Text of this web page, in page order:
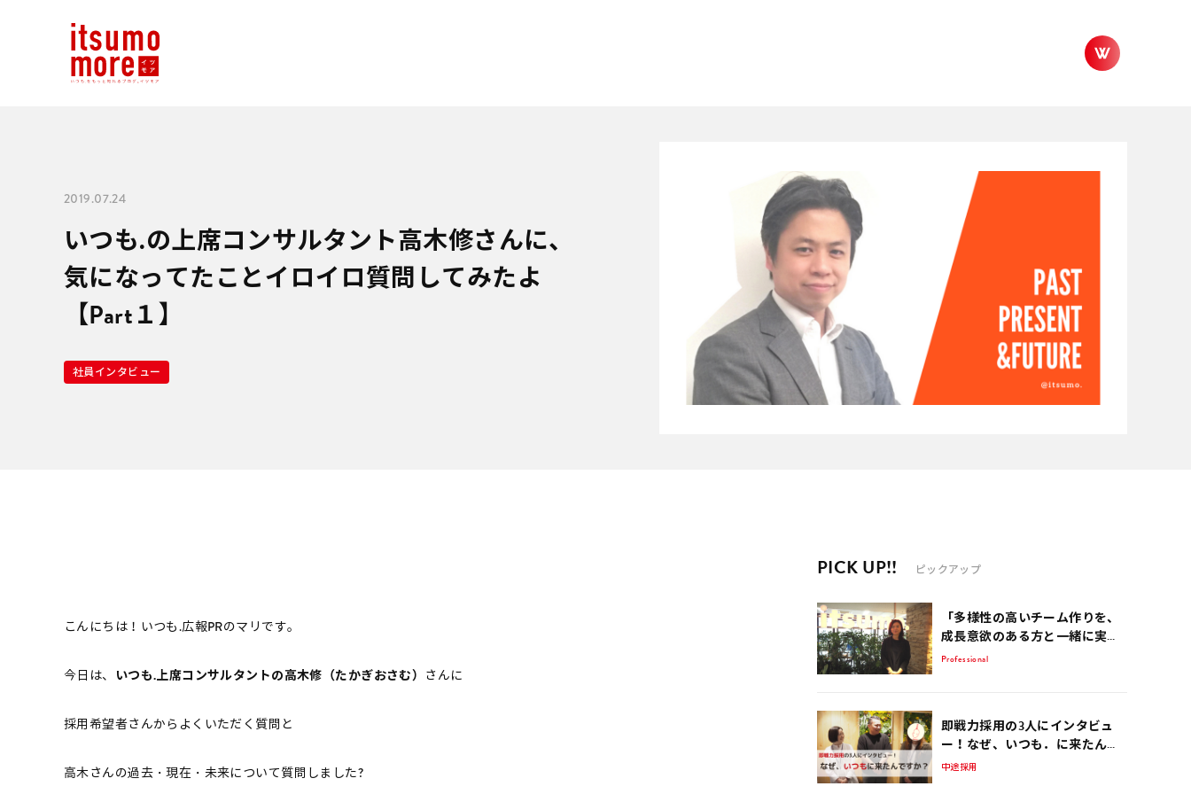
2019.07.24
いつも.の上席コンサルタント高木修さんに、
気になってたことイロイロ質問してみたよ
【Part１】
社員インタビュー
こんにちは！いつも.広報PRのマリです。
今日は、 いつも.上席コンサルタントの高木修（たかぎおさむ） さんに
採用希望者さんからよくいただく質問と
高木さんの過去・現在・未来について質問しました?
PICK UP!! ピックアップ
「多様性の高いチーム作りを、
成長意欲のある方と一緒に実現
していきたい」 EC事業サポート
Professional
即戦力採用の3人にインタビュ
ー！なぜ、いつも．に来たんで
すか？
中途採用